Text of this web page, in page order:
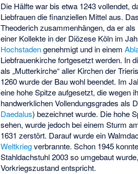
Die Hälfte war bis etwa 1243 vollendet,
Liebfrauen die finanziellen Mittel aus.
Theoderich zusammenhängen, da er
einer Kollekte in der Diözese Köln im
Hochstadengenehmigt und in einem
Liebfrauenkirche fortgesetzt werden. In
als „Mutterkirche“ aller Kirchen der
1260 wurde der Bau wohl beendet. Im
eine hohe Spitze aufgesetzt, die wegen
handwerklichen Vollendungsgrades als
Daedalus) bezeichnet wurde. Die hohe
sehen, wurde jedoch bei einem Sturm
1631 zerstört. Darauf wurde ein
Weltkriegverbrannte. Schon 1945
Stahldachstuhl 2003 so umgebaut
Vorkriegszustand entspricht.